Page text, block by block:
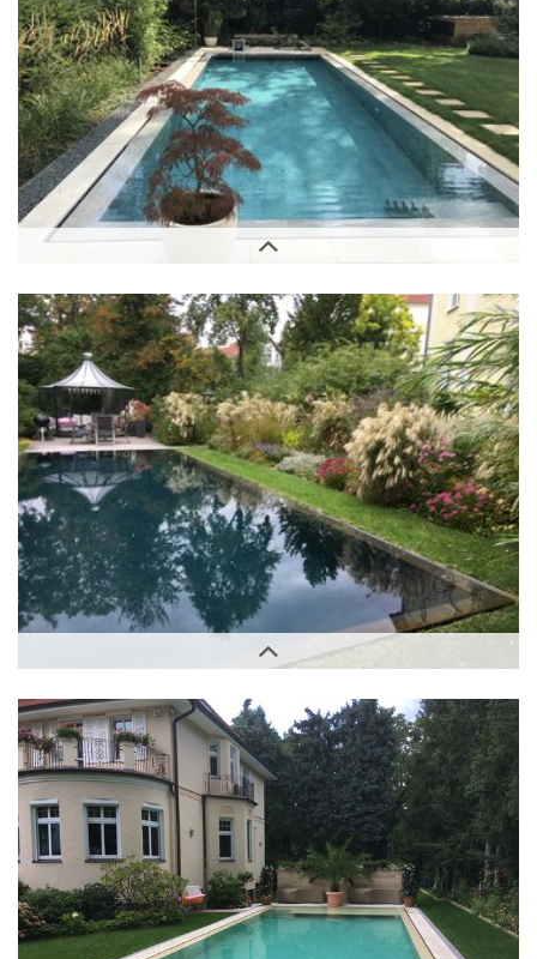
Außenbereich
Außenbereich